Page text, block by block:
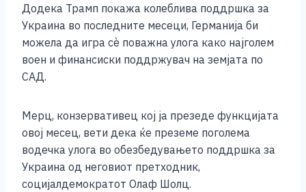
Додека Трамп покажа колеблива поддршка за
Украина во последните месеци, Германија би
можела да игра сè поважна улога како најголем
воен и финансиски поддржувач на земјата по
САД.
Мерц, конзервативец кој ја презеде функцијата
овој месец, вети дека ќе преземе поголема
водечка улога во обезбедувањето поддршка за
Украина од неговиот претходник,
социјалдемократот Олаф Шолц.